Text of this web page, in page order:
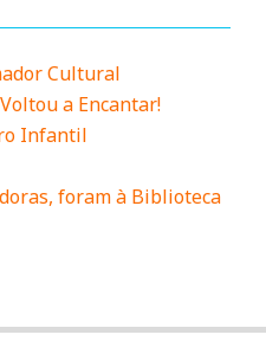
Cultural
a Encantar!
Infantil
foram à Biblioteca